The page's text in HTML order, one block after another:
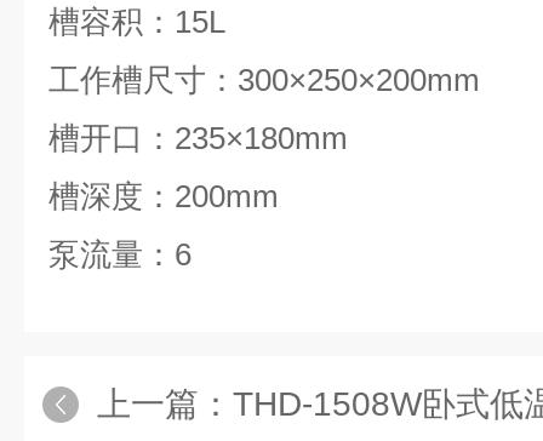
槽容积：15L
工作槽尺寸：300×250×200mm
槽开口：235×180mm
槽深度：200mm
泵流量：6
上一篇： THD-1508W卧式低